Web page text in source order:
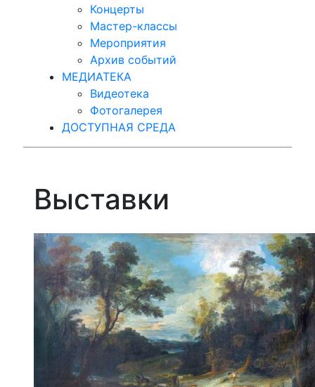
Концерты
Мастер-классы
Мероприятия
Архив событий
МЕДИАТЕКА
Видеотека
Фотогалерея
ДОСТУПНАЯ СРЕДА
Выставки